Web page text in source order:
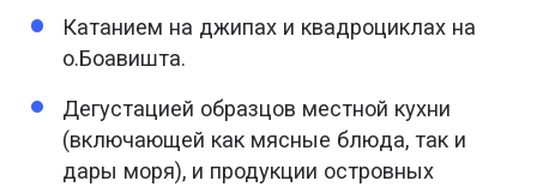
Катанием на джипах и квадроциклах на
о.Боавишта.
Дегустацией образцов местной кухни
(включающей как мясные блюда, так и
дары моря), и продукции островных